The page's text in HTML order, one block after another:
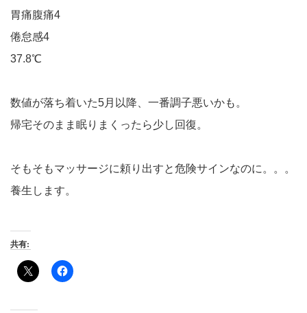
胃痛腹痛4
倦怠感4
37.8℃
数値が落ち着いた5月以降、一番調子悪いかも。
帰宅そのまま眠りまくったら少し回復。
そもそもマッサージに頼り出すと危険サインなのに。。。
養生します。
共有: